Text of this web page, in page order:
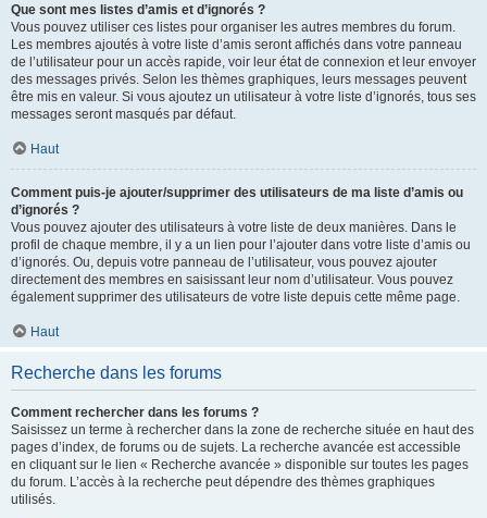
Que sont mes listes d’amis et d’ignorés ?
Vous pouvez utiliser ces listes pour organiser les autres membres du forum.
Les membres ajoutés à votre liste d’amis seront affichés dans votre panneau
de l’utilisateur pour un accès rapide, voir leur état de connexion et leur envoyer
des messages privés. Selon les thèmes graphiques, leurs messages peuvent
être mis en valeur. Si vous ajoutez un utilisateur à votre liste d’ignorés, tous ses
messages seront masqués par défaut.
Haut
Comment puis-je ajouter/supprimer des utilisateurs de ma liste d’amis ou
d’ignorés ?
Vous pouvez ajouter des utilisateurs à votre liste de deux manières. Dans le
profil de chaque membre, il y a un lien pour l’ajouter dans votre liste d’amis ou
d’ignorés. Ou, depuis votre panneau de l’utilisateur, vous pouvez ajouter
directement des membres en saisissant leur nom d’utilisateur. Vous pouvez
également supprimer des utilisateurs de votre liste depuis cette même page.
Haut
Recherche dans les forums
Comment rechercher dans les forums ?
Saisissez un terme à rechercher dans la zone de recherche située en haut des
pages d’index, de forums ou de sujets. La recherche avancée est accessible
en cliquant sur le lien « Recherche avancée » disponible sur toutes les pages
du forum. L’accès à la recherche peut dépendre des thèmes graphiques
utilisés.